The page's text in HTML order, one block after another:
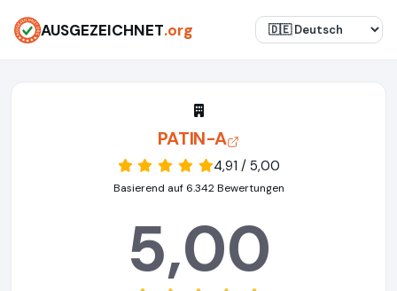
AUSGEZEICHNET.org
PATIN-A
4,91 / 5,00
Basierend auf 6.342 Bewertungen
5,00